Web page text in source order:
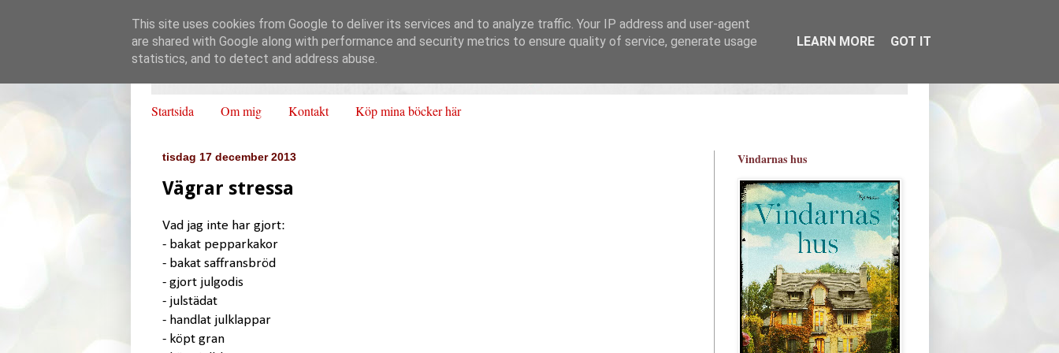
Startsida Om mig Kontakt Köp mina böcker här
tisdag 17 december 2013
Vägrar stressa
Vad jag inte har gjort:
- bakat pepparkakor
- bakat saffransbröd
- gjort julgodis
- julstädat
- handlat julklappar
- köpt gran
Vindarnas hus
This site uses cookies from Google to deliver its services and to analyze traffic. Your IP address and user-agent
are shared with Google along with performance and security metrics to ensure quality of service, generate usage
statistics, and to detect and address abuse.
LEARN MORE GOT IT